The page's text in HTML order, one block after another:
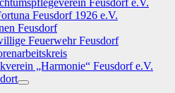
menu
Feusdorf e.V.
Feusdorf 1926 e.V.
Feusdorf
Feuerwehr Feusdorf
„Harmonie“ Feusdorf e.V.
Show